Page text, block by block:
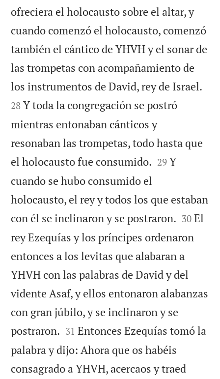
ofreciera el holocausto sobre el altar, y
cuando comenzó el holocausto, comenzó
también el cántico de YHVH y el sonar de
las trompetas con acompañamiento de
los instrumentos de David, rey de Israel.
28 Y toda la congregación se postró
mientras entonaban cánticos y
resonaban las trompetas, todo hasta que
el holocausto fue consumido. 

29 Y
cuando se hubo consumido el
holocausto, el rey y todos los que estaban
con él se inclinaron y se postraron. 

30 El
rey Ezequías y los príncipes ordenaron
entonces a los levitas que alabaran a
YHVH con las palabras de David y del
vidente Asaf, y ellos entonaron alabanzas
con gran júbilo, y se inclinaron y se
postraron. 

31 Entonces Ezequías tomó la
palabra y dijo: Ahora que os habéis
consagrado a YHVH, acercaos y traed